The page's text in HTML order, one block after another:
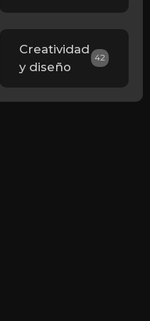
Creatividad
y diseño
42